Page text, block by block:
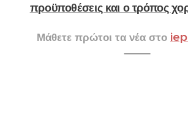
προϋποθέσεις και ο τρόπος
Μάθετε πρώτοι τα νέα στο